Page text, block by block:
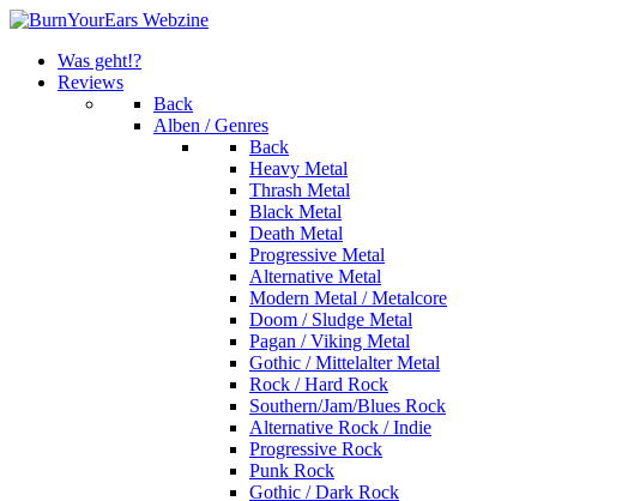
Was geht!?
Reviews
Back
Alben / Genres
Back
Heavy Metal
Thrash Metal
Black Metal
Death Metal
Progressive Metal
Alternative Metal
Modern Metal / Metalcore
Doom / Sludge Metal
Pagan / Viking Metal
Gothic / Mittelalter Metal
Rock / Hard Rock
Southern/Jam/Blues Rock
Alternative Rock / Indie
Progressive Rock
Punk Rock
Gothic / Dark Rock